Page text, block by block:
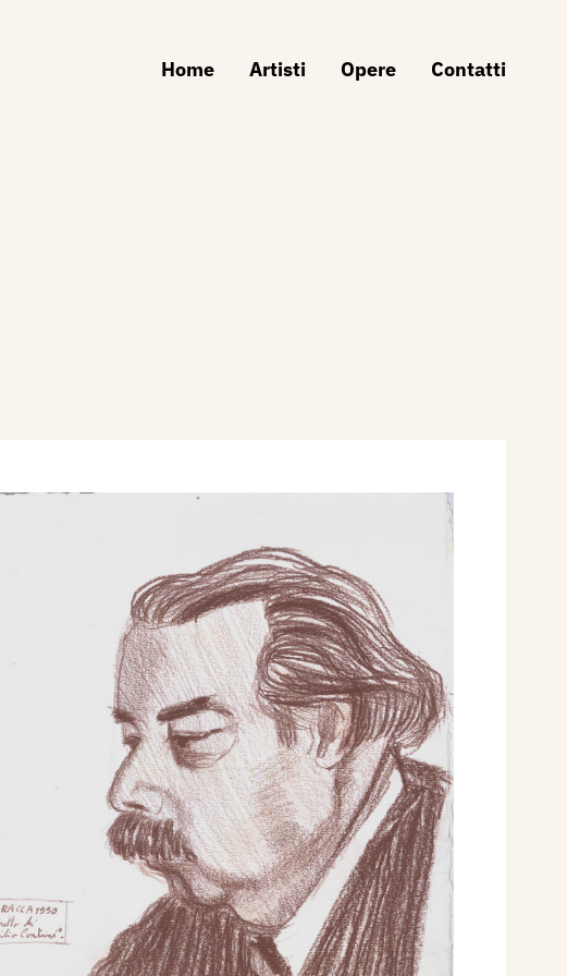
Home Artisti Opere Contatti